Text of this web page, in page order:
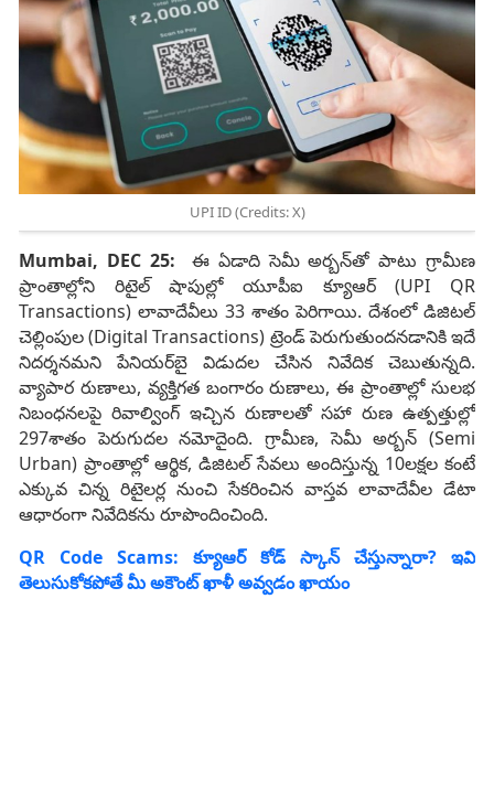
UPI ID (Credits: X)
Mumbai, DEC 25:
ఈ ఏడాది సెమీ అర్బన్‌తో పాటు గ్రామీణ
ప్రాంతాల్లోని రిటైల్‌ షాపుల్లో యూపీఐ క్యూఆర్‌ (UPI QR
Transactions) లావాదేవీలు 33 శాతం పెరిగాయి. దేశంలో డిజిటల్‌
చెల్లింపుల (Digital Transactions) ట్రెండ్‌ పెరుగుతుందనడానికి ఇదే
నిదర్శనమని పేనియర్‌బై విడుదల చేసిన నివేదిక చెబుతున్నది.
వ్యాపార రుణాలు, వ్యక్తిగత బంగారం రుణాలు, ఈ ప్రాంతాల్లో సులభ
నిబంధనలపై రివాల్వింగ్‌ ఇచ్చిన రుణాలతో సహా రుణ ఉత్పత్తుల్లో
297శాతం పెరుగుదల నమోదైంది. గ్రామీణ, సెమీ అర్బన్‌ (Semi
Urban) ప్రాంతాల్లో ఆర్థిక, డిజిటల్‌ సేవలు అందిస్తున్న 10లక్షల కంటే
ఎక్కువ చిన్న రిటైలర్ల నుంచి సేకరించిన వాస్తవ లావాదేవీల డేటా
ఆధారంగా నివేదికను రూపొందించింది.
QR Code Scams: క్యూఆర్ కోడ్ స్కాన్ చేస్తున్నారా? ఇవి
తెలుసుకోక‌పోతే మీ అకౌంట్ ఖాళీ అవ్వ‌డం ఖాయం